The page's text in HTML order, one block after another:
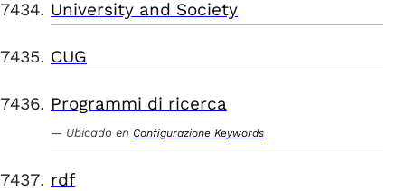
University and Society
CUG
Programmi di ricerca
Ubicado en Configurazione Keywords
rdf